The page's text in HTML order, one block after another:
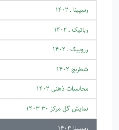
رسپینا ـ 1402
رباتیک ـ 1402
رروبیک ـ 1402
شطرنج 1402
محاسبات ذهنی 1402
نمایش گل مرکز 30 1403